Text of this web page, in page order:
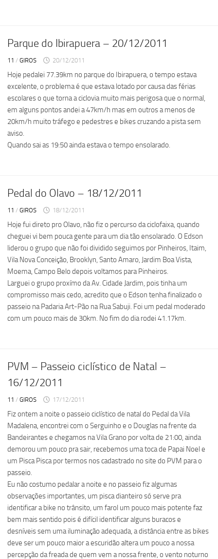
Parque do Ibirapuera – 20/12/2011
11 / GIROS 20/12/2011
Hoje pedalei 77.39km no parque do Ibirapuera, o tempo estava
excelente, o problema é que estava lotado por causa das férias
escolares o que torna a ciclovia muito mais perigosa que o normal,
em alguns pontos andei a 47km/h mas em outros a menos de
20km/h muito tráfego e pedestres e bikes cruzando a pista sem
aviso.
Quando sai as 19:50 ainda estava o tempo ensolarado.
Pedal do Olavo – 18/12/2011
11 / GIROS 18/12/2011
Hoje fui direto pro Olavo, não fiz o percurso da ciclofaixa, quando
cheguei vi bem pouca gente para um dia tão ensolarado. O Edson
liderou o grupo que não foi dividido seguimos por Pinheiros, Itaim,
Vila Nova Conceição, Brooklyn, Santo Amaro, Jardim Boa Vista,
Moema, Campo Belo depois voltamos para Pinheiros.
Larguei o grupo proxímo da Av. Cidade Jardim, pois tinha um
compromisso mais cedo, acredito que o Edson tenha finalizado o
passeio na Padaria Art-Pão na Rua Sabuji. Foi um pedal moderado
com um pouco mais de 30km. No fim do dia rodei 41.17km.
PVM – Passeio ciclístico de Natal –
16/12/2011
11 / GIROS 17/12/2011
Fiz ontem a noite o passeio ciclístico de natal do Pedal da Vila
Madalena, encontrei com o Serguinho e o Douglas na frente da
Bandeirantes e chegamos na Vila Grano por volta de 21:00, ainda
demorou um pouco pra sair, recebemos uma toca de Papai Noel e
um Pisca Pisca por termos nos cadastrado no site do PVM para o
passeio.
Eu não costumo pedalar a noite e no passeio fiz algumas
observações importantes, um pisca dianteiro só serve pra
identificar a bike no trânsito, um farol um pouco mais potente faz
bem mais sentido pois é difícil identificar alguns buracos e
desníveis sem uma iluminação adequada, a distância entre as bikes
deve ser um pouco maior a escuridão altera um pouco a nossa
percepção da freada de quem vem a nossa frente, o vento noturno